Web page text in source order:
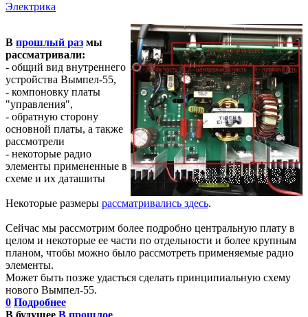
Электрика
В прошлый раз мы
рассматривали:
- общий вид внутреннего
устройства Вымпел-55,
- компоновку платы
"управления",
- обратную сторону
основной платы, а также
рассмотрели
- некоторые радио
элементы примененные в
схеме и их даташиты
Некоторые размеры рассматривались здесь.
Сейчас мы рассмотрим более подробно центральную плату в
целом и некоторые ее части по отдельности и более крупным
планом, чтобы можно было рассмотреть применяемые радио
элементы.
Может быть позже удасться сделать принципиальную схему
нового Вымпел-55.
0 Подробнее